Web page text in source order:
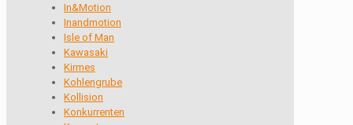
In&Motion
Inandmotion
Isle of Man
Kawasaki
Kirmes
Kohlengrube
Kollision
Konkurrenten